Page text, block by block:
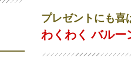
プレゼントにも喜
わくわく バルー